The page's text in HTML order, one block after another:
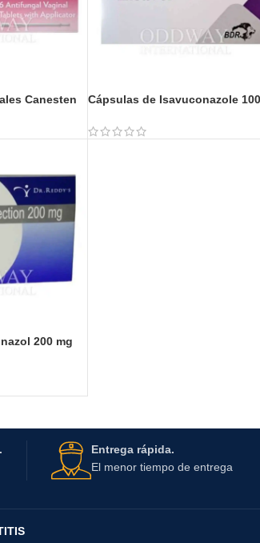
Canesten Cápsulas de Isavuconazole
200 mg
Entrega rápida.
El menor tiempo de entrega